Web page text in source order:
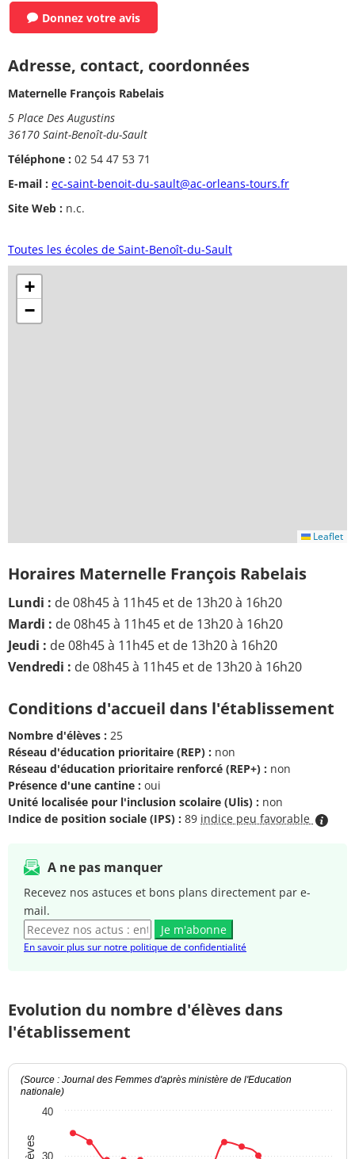
Donnez votre avis
Adresse, contact, coordonnées
Maternelle François Rabelais
5 Place Des Augustins
36170 Saint-Benoît-du-Sault
Téléphone : 02 54 47 53 71
E-mail : ec-saint-benoit-du-sault@ac-orleans-tours.fr
Site Web : n.c.
Toutes les écoles de Saint-Benoît-du-Sault
+
−
Leaflet
Horaires Maternelle François Rabelais
Lundi : de 08h45 à 11h45 et de 13h20 à 16h20
Mardi : de 08h45 à 11h45 et de 13h20 à 16h20
Jeudi : de 08h45 à 11h45 et de 13h20 à 16h20
Vendredi : de 08h45 à 11h45 et de 13h20 à 16h20
Conditions d'accueil dans l'établissement
Nombre d'élèves : 25
Réseau d'éducation prioritaire (REP) : non
Réseau d'éducation prioritaire renforcé (REP+) : non
Présence d'une cantine : oui
Unité localisée pour l'inclusion scolaire (Ulis) : non
Indice de position sociale (IPS) : 89 indice peu favorable
A ne pas manquer
Recevez nos astuces et bons plans directement par e-
mail.
Je m'abonne
En savoir plus sur notre politique de confidentialité
Evolution du nombre d'élèves dans
l'établissement
(Source : Journal des Femmes d'après ministère de l'Education
nationale)
30
40